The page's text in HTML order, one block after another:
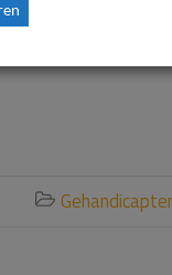
te noemen: de
